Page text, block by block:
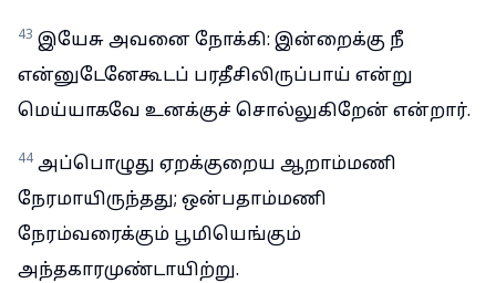
43 இயேசு அவனை நோக்கி: இன்றைக்கு நீ
என்னுடேனேகூடப் பரதீசிலிருப்பாய் என்று
மெய்யாகவே உனக்குச் சொல்லுகிறேன் என்றார்.
44 அப்பொழுது ஏறக்குறைய ஆறாம்மணி
நேரமாயிருந்தது; ஒன்பதாம்மணி
நேரம்வரைக்கும் பூமியெங்கும்
அந்தகாரமுண்டாயிற்று.